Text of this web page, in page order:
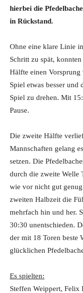
hierbei die
in Rückstand.
Ohne eine klare Linie
Schritt zu spät,
Hälfte einen
Spiel etwas besser und
Spiel zu drehen. Mit
Pause.
Die zweite Hälfte
Mannschaften gelang
setzen. Die
durch die zweite Welle
wie vor nicht gut
zweiten Halbzeit die
mehrfach hin und her.
30:30 unentschieden.
der mit 18 Toren beste
glücklichen
Es spielten:
Steffen Weippert, Felix